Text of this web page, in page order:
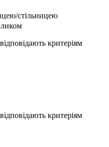
стільницею
критеріям
критеріям